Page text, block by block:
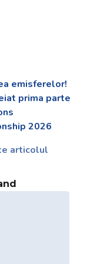
emisferelor!
prima parte
2026
articolul